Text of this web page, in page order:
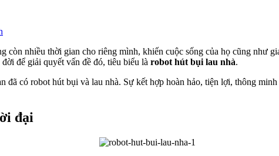
nhiều thời gian cho riêng mình, khiến cuộc sống của họ cũng như
để giải quyết vấn đề đó, tiêu biểu là robot hút bụi lau nhà.
đã có robot hút bụi và lau nhà. Sự kết hợp hoàn hảo, tiện lợi, thông
đại